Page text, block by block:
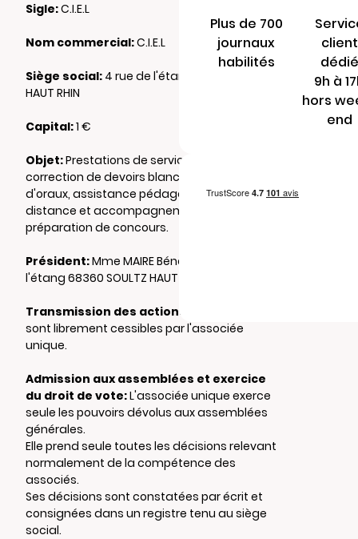
Sigle:C.I.E.L
Nom commercial:C.I.E.L
Siège social: 4 rue de l'étang 68360 SOULTZ
HAUT RHIN
Capital:1 €
Objet:Prestations de services en formation,
correction de devoirs blancs, simulations
d'oraux, assistance pédagogique à
distance et accompagnement à la
préparation de concours.
Président:Mme MAIRE Bénédicte 4 rue de
l'étang 68360 SOULTZ HAUT RHIN
Transmission des actions:
sont librement cessibles par l'associée
unique.
Admission aux assemblées et exercice
du droit de vote:L'associée unique exerce
seule les pouvoirs dévolus aux assemblées
générales.
Elle prend seule toutes les décisions relevant
normalement de la compétence des
associés.
Ses décisions sont constatées par écrit et
consignées dans un registre tenu au siège
social.
Plus de 700
journaux
habilités
client
dédié
9h à
hors
end